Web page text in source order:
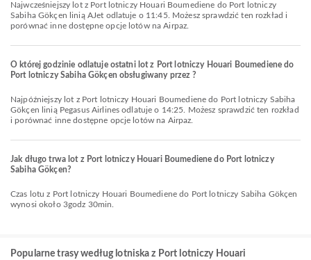
Najwcześniejszy lot z Port lotniczy Houari Boumediene do Port lotniczy
Sabiha Gökçen linią AJet odlatuje o 11:45. Możesz sprawdzić ten rozkład i
porównać inne dostępne opcje lotów na Airpaz.
O której godzinie odlatuje ostatni lot z Port lotniczy Houari Boumediene do
Port lotniczy Sabiha Gökçen obsługiwany przez ?
Najpóźniejszy lot z Port lotniczy Houari Boumediene do Port lotniczy Sabiha
Gökçen linią Pegasus Airlines odlatuje o 14:25. Możesz sprawdzić ten rozkład
i porównać inne dostępne opcje lotów na Airpaz.
Jak długo trwa lot z Port lotniczy Houari Boumediene do Port lotniczy
Sabiha Gökçen?
Czas lotu z Port lotniczy Houari Boumediene do Port lotniczy Sabiha Gökçen
wynosi około 3godz 30min.
Popularne trasy według lotniska z Port lotniczy Houari